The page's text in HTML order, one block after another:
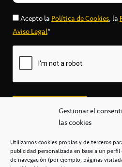
Gestionar el
las cookies
Utilizamos cookies propias y de terceros
publicidad personalizada en base a un
de navegación (por ejemplo, páginas
Acepto laPolítica de Cookies, la
Aviso Legal*